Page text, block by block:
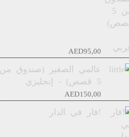
AED95,00
عالمي الصغير (صندوق من
5 قصص) - إنجليزي
AED150,00
!فار في الدار